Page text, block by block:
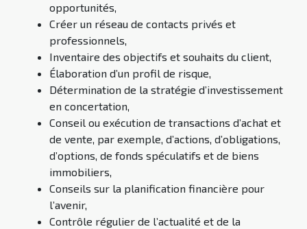
opportunités,
Créer un réseau de contacts privés et
professionnels,
Inventaire des objectifs et souhaits du client,
Élaboration d’un profil de risque,
Détermination de la stratégie d’investissement
en concertation,
Conseil ou exécution de transactions d’achat et
de vente, par exemple, d’actions, d’obligations,
d’options, de fonds spéculatifs et de biens
immobiliers,
Conseils sur la planification financière pour
l’avenir,
Contrôle régulier de l’actualité et de la